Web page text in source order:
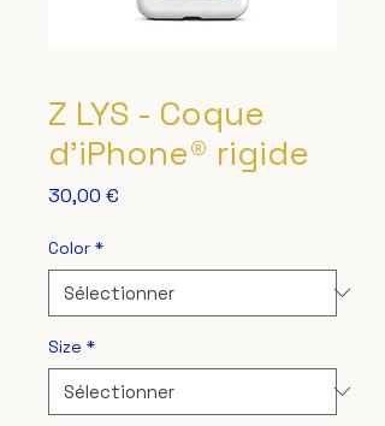
Z LYS - Coque
d'iPhone® rigide
30,00 €
Color *
Size *